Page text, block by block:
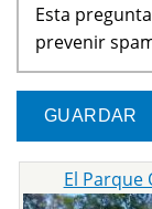
Esta
prevenir
El Parque